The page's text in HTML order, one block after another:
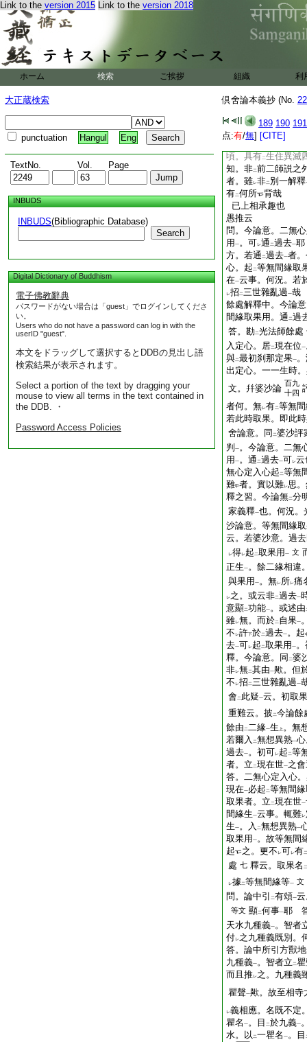
Link to the version 2015 Link to the version 2018
ホーム 検索 ご挨拶 組織 利
大正蔵検索
punctuation Hangul Eng
TextNo. Vol. Page
INBUDS
INBUDS(Bibliographic Database)
Search
Digital Dictionary of Buddhism
電子佛教辭典
パスワードがない場合は「guest」でログインしてくださ
い。
Users who do not have a password can log in with the
userID "guest".
本文をドラッグして選択するとDDBの見出し語
検索結果が表示されます。
Select a portion of the text by dragging your
mouse to view all terms in the text contained in
the DDB. ・
Password Access Policies
倶舍論本義抄 (No.
189 190 191
点:有/無] [CITE]
。非二 別義 見若
別義
答。見 光法師釋
第二師意。雖
三相同一刹那
上 。未 レ
也。故今明
一刹那
別一解一 也重意云
那一。現在三相用時
現在三相
。各別刹
頃。具有二生住異滅
知。非二前二師説之
者。雖レ非二 別一解釋
有二何所
背哉
已上相承趣也
愚推云
問。今論意。二無
用 一。可レ通 二過去一耶
方。若通 二過去一者
心。起 二等無間緣取
在一云事。何況。若
レ招 二三世雜亂過一哉
餘處解釋中。今論
間緣取果用。通 二過
答。勘二光法師餘處
入定心。居二現在位一
與二最初刹那定果一
出定心。一一生時
文。幷婆沙論 百九
十四
者何。無レ有二等無
若此時取果。即此
舍論意。同 二婆沙評
判 一。今論意。二無
用 一。通 二過去一可レ云
無心定入心起 二等無
難甲者。實以難レ思
釋之習。今論無二分
家義釋一也。何況。
沙論意。等無間緣
云。若婆沙意。過
レ得レ起 二取果用 一 文
正生一。餘二緣相違
與果用 一。無レ所レ痛
レ之。或云非二過去一
意顯二功能一。或述由
雖レ無。而於二 自果一
不 レ許下於二過去一。起
去一可レ起 二取果用 一。
釋。今論意。同 二婆
非レ無二其由一歟。但
不 レ招 二三世雜亂過一
會二 此疑一云。初取
重難云。披 二今論餘
餘由 二二緣一生 上 。無
若爾入 二無想異熟一
過去一。初可レ起 二等
者。立 二現在世一之
答。二無心定入心
現在一必起 二等無間
取果者。立 二現在世一
間緣生一云事。輒難レ
生一。入 二無想異熟一
取果用 一。故等無間
起
之。更不 レ可レ有二
處 七 釋云。取果名 二
レ據二等無間緣等一 文
問。論中引 二有頌一
等文 顯二何事一耶
天水九種義一。智者
付レ之九種義既別。
答。論中所引方獸
九種義一。智者立 二
而且推レ之。九種義
瞿聲一歟。故至相寺
レ義相應。名既不定
瞿名 一。目 二於九義一
水。以 二一瞿名 一。目